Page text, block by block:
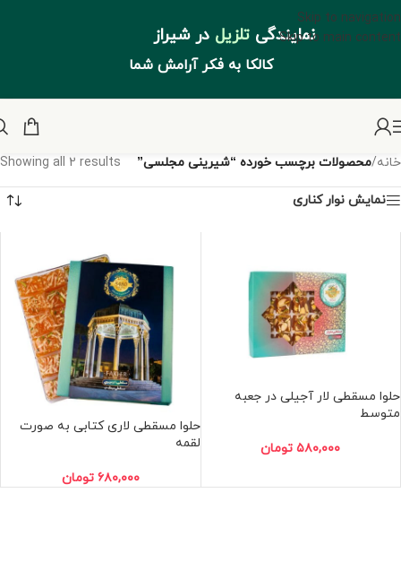
Skip to navigation
Skip to main content
نمایندگی تلزیل در شیراز
کالکا به فکر آرامش شما
خانه/محصولات برچسب خورده “شیرینی مجلسی” Showing all 2 results
نمایش نوار کناری
حلوا مسقطی لار آجیلی در جعبه
متوسط
۵۸۰,۰۰۰ تومان
حلوا مسقطی لاری کتابی به صورت
لقمه
۶۸۰,۰۰۰ تومان